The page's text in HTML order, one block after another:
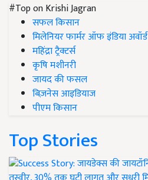
#Top on Krishi Jagran
सफल किसान
मिलेनियर फार्मर ऑफ इंडिया अवॉर्ड
महिंद्रा ट्रैक्टर्स
कृषि मशीनरी
जायद की फसल
बिज़नेस आइडियाज
पीएम किसान
Top Stories